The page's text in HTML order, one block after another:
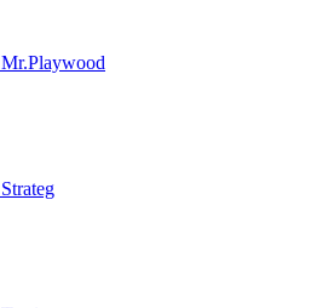
Mr.Playwood
Strateg